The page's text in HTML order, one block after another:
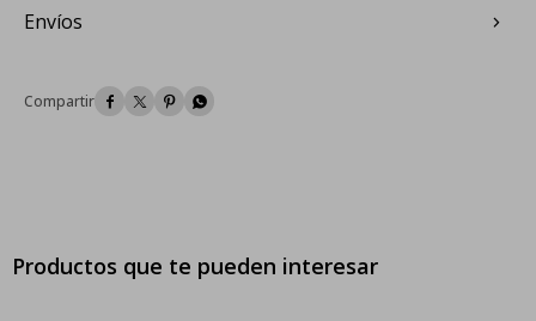
Envíos
   
Productos que te pueden interesar